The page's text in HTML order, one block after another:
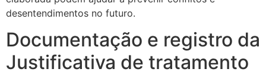
desentendimentos no futuro.
Documentação e registro da
Justificativa de tratamento